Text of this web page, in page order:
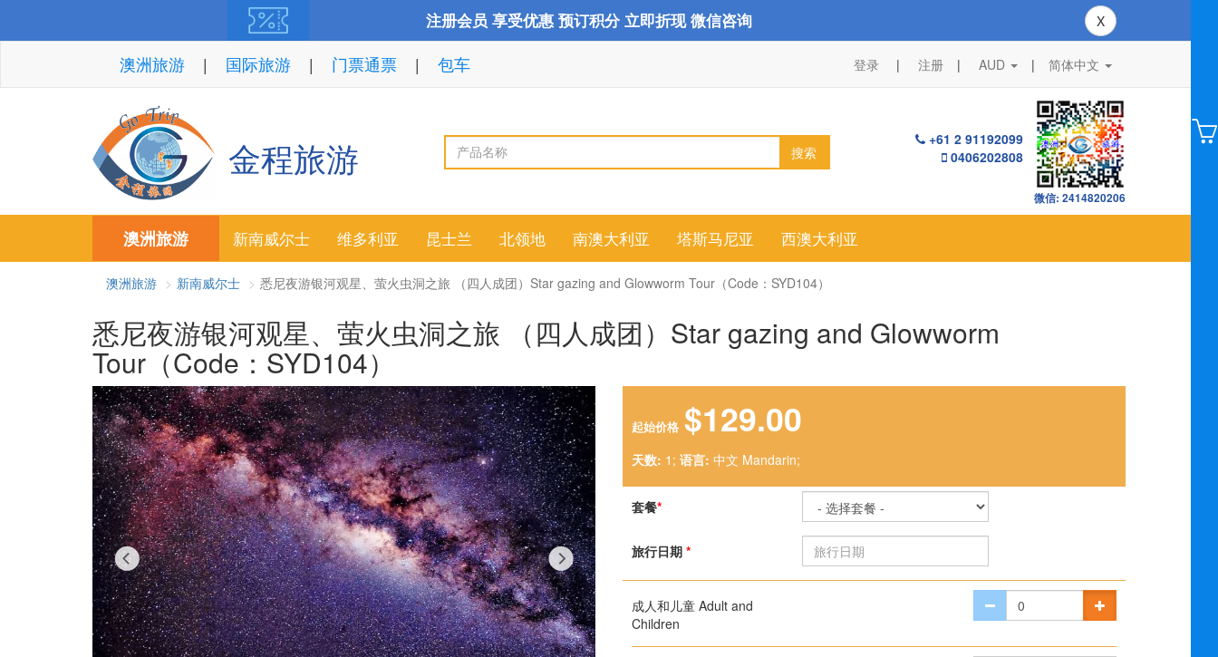
注册会员 享受优惠 预订积分 立即折现 微信咨询 X
澳洲旅游 国际旅游 门票通票 包车 登录 注册 AUD | 简体中文
金程旅游 搜索
+61 2 91192099
0406202808
微信: 2414820206
澳洲旅游 新南威尔士 维多利亚 昆士兰 北领地 南澳大利亚 塔斯马尼亚 西澳大利亚
澳洲旅游 新南威尔士 悉尼夜游银河观星、萤火虫洞之旅 （四人成团）Star gazing and Glowworm Tour（Code：SYD104）
悉尼夜游银河观星、萤火虫洞之旅 （四人成团）Star gazing and Glowworm
Tour（Code：SYD104）
起始价格 $129.00
天数: 1; 语言: 中文 Mandarin;
套餐*
旅行日期 *
成人和儿童 Adult and
Children